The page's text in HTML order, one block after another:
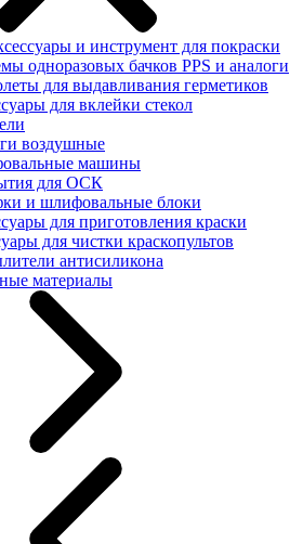
и инструмент для покраски
одноразовых бачков PPS и аналоги
для выдавливания герметиков
для вклейки стекол
воздушные
машины
для ОСК
и шлифовальные блоки
для приготовления краски
для чистки краскопультов
антисиликона
материалы